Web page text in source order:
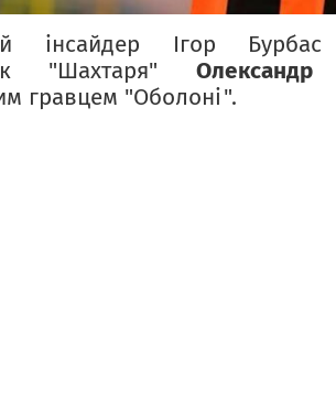
інсайдер Ігор
"Шахтаря"
гравцем "Оболоні".